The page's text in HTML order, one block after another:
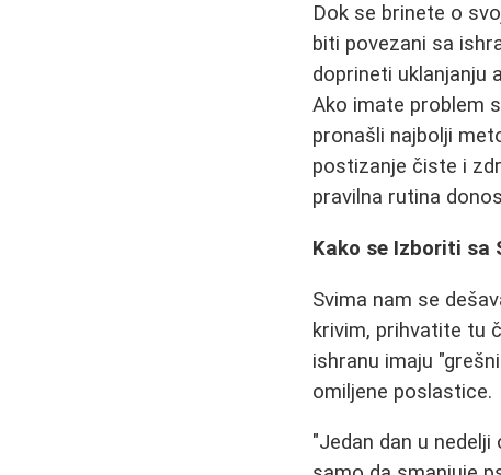
Dok se brinete o
biti povezani sa
doprineti uklanjanju
Ako imate problem
pronašli najbolji
postizanje čiste i
pravilna rutina
Kako se Izboriti sa
Svima nam se
krivim, prihvatite tu
ishranu imaju
omiljene poslastice.
"Jedan dan u